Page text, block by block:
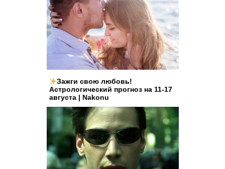
Зажги свою любовь!
Астрологический прогноз на 11-17
августа | Nakonu